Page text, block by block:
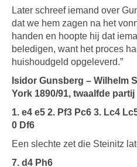
Later schreef iemand over
dat we hem zagen na het
handen en hoopte hij dat
beledigen, want het proces
huishoudgeld opgeleverd.”
Isidor Gunsberg – Wilhelm
York 1890/91, twaalfde partij
1. e4 e5 2. Pf3 Pc6 3. Lc4
0 Df6
Een slechte zet die Steinitz
7. d4 Ph6